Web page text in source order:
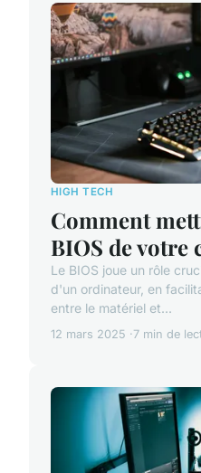
HIGH TECH
Comment
BIOS de votre
Le BIOS joue un rôle
d'un ordinateur, en
entre le matériel et...
12 mars 2025 7 min de